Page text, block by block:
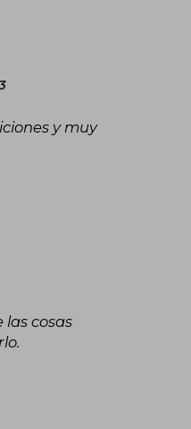
y muy
las cosas